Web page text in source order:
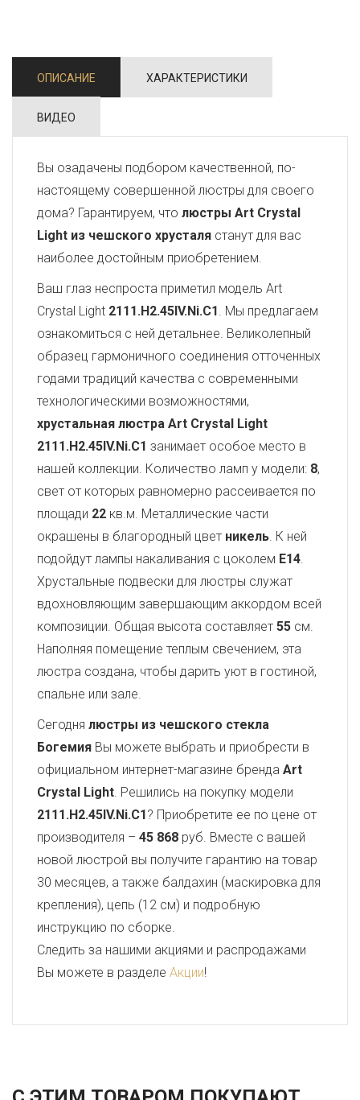
ОПИСАНИЕ ХАРАКТЕРИСТИКИ
ВИДЕО
Вы озадачены подбором качественной, по-
настоящему совершенной люстры для своего
дома? Гарантируем, что люстры Art Crystal
Light из чешского хрусталя станут для вас
наиболее достойным приобретением.
Ваш глаз неспроста приметил модель Art
Crystal Light 2111.H2.45IV.Ni.C1. Мы предлагаем
ознакомиться с ней детальнее. Великолепный
образец гармоничного соединения отточенных
годами традиций качества с современными
технологическими возможностями,
хрустальная люстра Art Crystal Light
2111.H2.45IV.Ni.C1 занимает особое место в
нашей коллекции. Количество ламп у модели: 8,
свет от которых равномерно рассеивается по
площади 22 кв.м. Металлические части
окрашены в благородный цвет никель. К ней
подойдут лампы накаливания с цоколем E14.
Хрустальные подвески для люстры служат
вдохновляющим завершающим аккордом всей
композиции. Общая высота составляет 55 см.
Наполняя помещение теплым свечением, эта
люстра создана, чтобы дарить уют в гостиной,
спальне или зале.
Сегодня люстры из чешского стекла
Богемия Вы можете выбрать и приобрести в
официальном интернет-магазине бренда Art
Crystal Light. Решились на покупку модели
2111.H2.45IV.Ni.C1? Приобретите ее по цене от
производителя – 45 868 руб. Вместе с вашей
новой люстрой вы получите гарантию на товар
30 месяцев, а также балдахин (маскировка для
крепления), цепь (12 см) и подробную
инструкцию по сборке.
Следить за нашими акциями и распродажами
Вы можете в разделе Акции!